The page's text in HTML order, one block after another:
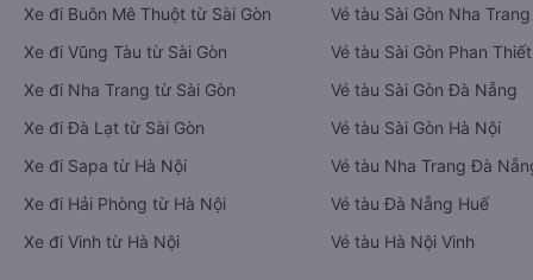
Xe đi Buôn Mê Thuột từ Sài Gòn
Xe đi Vũng Tàu từ Sài Gòn
Xe đi Nha Trang từ Sài Gòn
Xe đi Đà Lạt từ Sài Gòn
Xe đi Sapa từ Hà Nội
Xe đi Hải Phòng từ Hà Nội
Xe đi Vinh từ Hà Nội
Vé tàu Sài Gòn Nha Trang
Vé tàu Sài Gòn Phan Thiết
Vé tàu Sài Gòn Đà Nẵng
Vé tàu Sài Gòn Hà Nội
Vé tàu Nha Trang Đà
Vé tàu Đà Nẵng Huế
Vé tàu Hà Nội Vinh